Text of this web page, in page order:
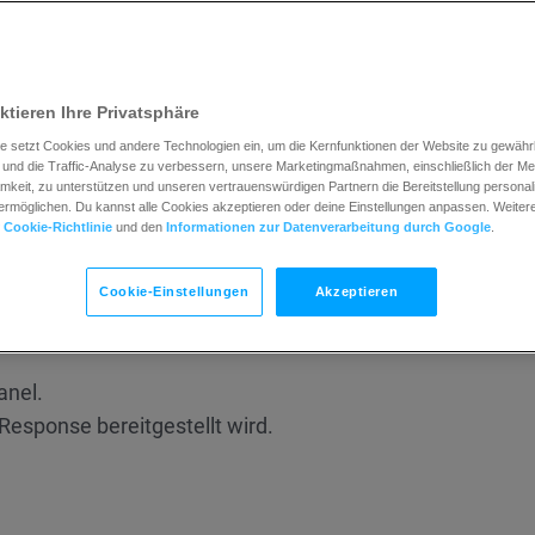
E-Mail-Adressen von eigenen Versanddomänen
Sie bitte unseren Blogbeitrag:
und Yahoo: Alles, was du wissen musst
möchtest, sieh dir unsereDKIM–undDMARC-Artikel
musst du Folgendes haben
bereitgestellt wird.
Ihre Privatsphäre
setzt Cookies und andere Technologien ein, um die Kernfunktionen der Website zu
die Traffic-Analyse zu verbessern, unsere Marketingmaßnahmen, einschließlich der
zu unterstützen und unseren vertrauenswürdigen Partnern die Bereitstellung
Du kannst alle Cookies akzeptieren oder deine Einstellungen anpassen.
Cookie-Richtlinie und den Informationen zur Datenverarbeitung durch Google
Cookie-Einstellungen Akzeptieren